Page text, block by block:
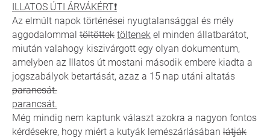
ILLATOS ÚTI ÁRVÁKÉRT❗️
Az elmúlt napok történései nyugtalansággal és mély
aggodalommal töltöttek töltenek el minden állatbarátot,
miután valahogy kiszivárgott egy olyan dokumentum,
amelyben az Illatos út mostani második embere kiadta a
jogszabályok betartását, azaz a 15 nap utáni altatás
parancsát.
parancsát.
Még mindig nem kaptunk választ azokra a nagyon fontos
kérdésekre, hogy miért a kutyák lemészárlásában látják